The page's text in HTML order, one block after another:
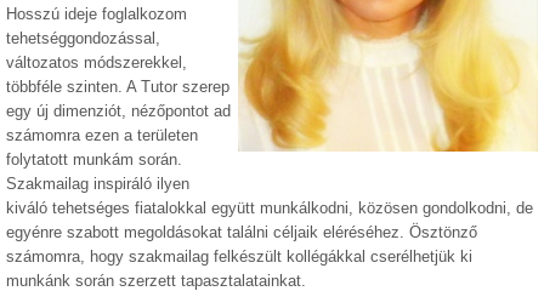
Hosszú ideje foglalkozom
tehetséggondozással,
változatos módszerekkel,
többféle szinten. A Tutor szerep
egy új dimenziót, nézőpontot ad
számomra ezen a területen
folytatott munkám során.
Szakmailag inspiráló ilyen
kiváló tehetséges fiatalokkal együtt munkálkodni, közösen gondolkodni, de
egyénre szabott megoldásokat találni céljaik eléréséhez. Ösztönző
számomra, hogy szakmailag felkészült kollégákkal cserélhetjük ki
munkánk során szerzett tapasztalatainkat.